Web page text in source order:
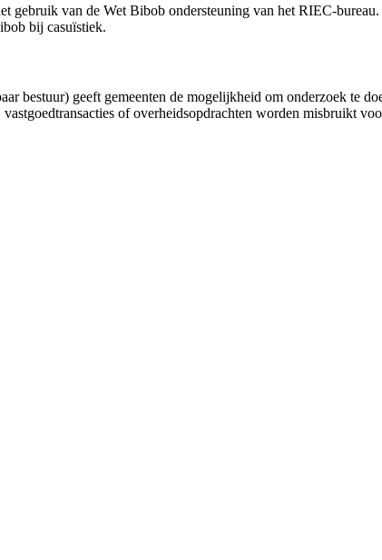
gebruik van de Wet Bibob ondersteuning van het RIEC-
bij casuïstiek.
bestuur) geeft gemeenten de mogelijkheid om onderzoek te
of overheidsopdrachten worden misbruikt